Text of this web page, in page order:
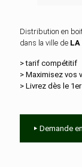
Distribution en
dans la ville de LA
> tarif compétitif
> Maximisez vos
> Livrez dès le
Demande